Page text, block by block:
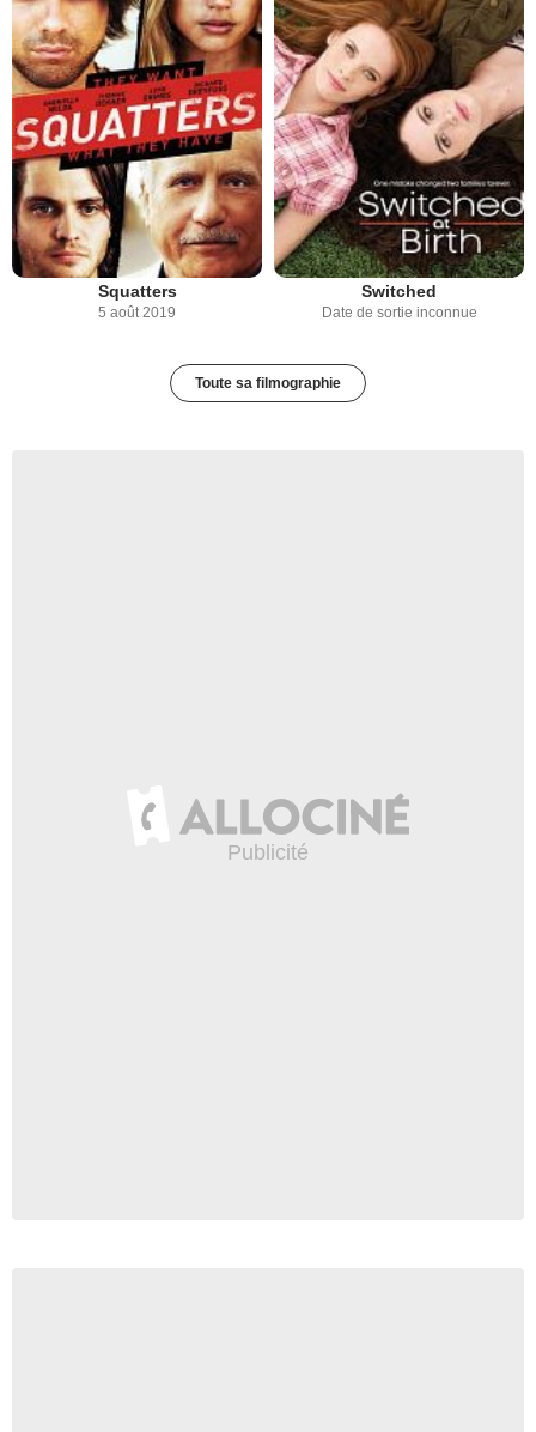
Squatters
5 août 2019
Switched
Date de sortie inconnue
Toute sa filmographie